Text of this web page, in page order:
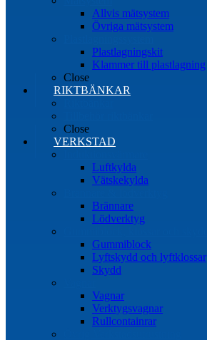
Allvis mätsystem
Övriga mätsystem
Plastlagningskit
Klammer till plastlagning
Close
RIKTBÄNKAR
Close
VERKSTAD
Luftkylda
Vätskekylda
Brännare
Lödverktyg
Gummiblock
Lyftskydd och lyftklossar
Skydd
Vagnar
Verktygsvagnar
Rullcontainrar